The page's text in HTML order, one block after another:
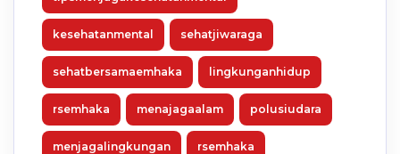
kesehatanmental sehatjiwaraga
sehatbersamaemhaka lingkunganhidup
rsemhaka menajagaalam polusiudara
menjagalingkungan rsemhaka